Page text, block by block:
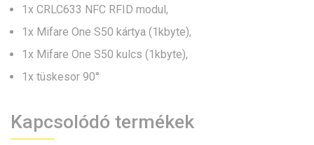
1x CRLC633 NFC RFID modul,
1x Mifare One S50 kártya (1kbyte),
1x Mifare One S50 kulcs (1kbyte),
1x tüskesor 90°
Kapcsolódó termékek